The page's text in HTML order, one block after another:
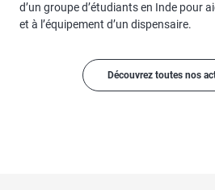
d’un groupe d’étudiants en Inde pour
et à l’équipement d’un dispensaire.
Découvrez toutes nos